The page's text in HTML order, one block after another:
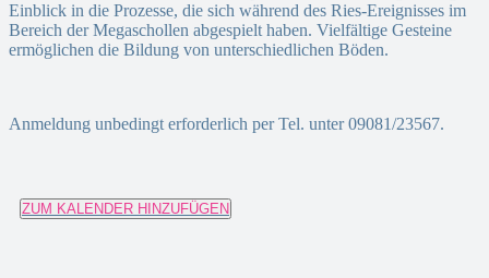
Einblick in die Prozesse, die sich während des Ries-Ereignisses im
Bereich der Megaschollen abgespielt haben. Vielfältige Gesteine
ermöglichen die Bildung von unterschiedlichen Böden.
Anmeldung unbedingt erforderlich per Tel. unter 09081/23567.
ZUM KALENDER HINZUFÜGEN